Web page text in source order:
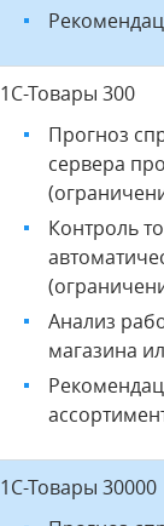
1С-Товары 300
Прогноз
сервера
Контроль
Анализ
магазина
1С-Товары 30000